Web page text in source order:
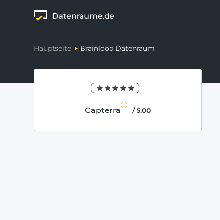
Hauptseite Brainloop Datenraum
Capterra / 5.00